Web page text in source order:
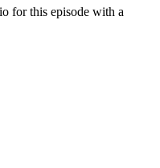
for this episode with a